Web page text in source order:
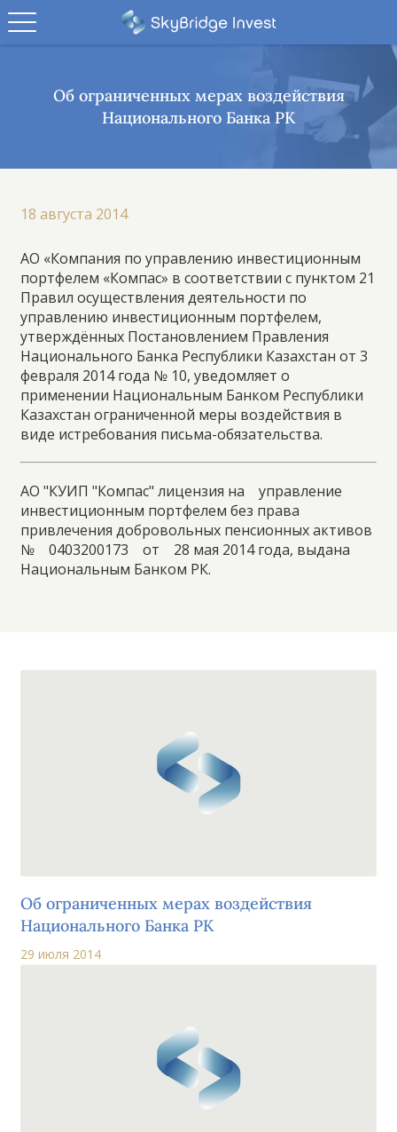
Об ограниченных мерах воздействия
Национального Банка РК
18 августа 2014
АО «Компания по управлению инвестиционным
портфелем «Компас» в соответствии с пунктом 21
Правил осуществления деятельности по
управлению инвестиционным портфелем,
утверждённых Постановлением Правления
Национального Банка Республики Казахстан от 3
февраля 2014 года № 10, уведомляет о
применении Национальным Банком Республики
Казахстан ограниченной меры воздействия в
виде истребования письма-обязательства.
АО "КУИП "Компас" лицензия на
управление
инвестиционным портфелем без права
привлечения добровольных пенсионных активов
№
0403200173 от
28 мая 2014 года, выдана
Национальным Банком РК.
Об ограниченных мерах воздействия
Национального Банка РК
29 июля 2014